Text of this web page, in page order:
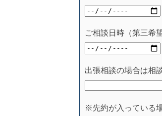
ご相談日時（第三希望
出張相談の場合は相
※先約が入っている